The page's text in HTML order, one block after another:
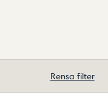
Rensa filter